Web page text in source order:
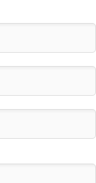
取を請求する事が出
いです。というより、
出していただかないと、
地が見つかれば良いの
し、簡易プレハブ等も
クしているので、引越し
しかも仕事をしながら